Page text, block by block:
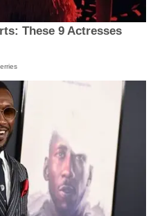
These 9 Actresses